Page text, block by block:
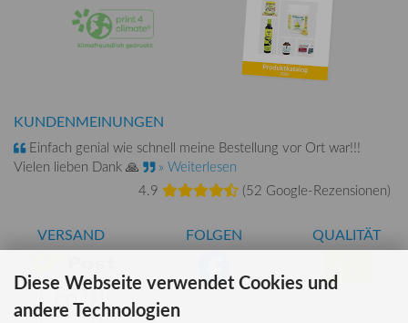
KUNDENMEINUNGEN
Einfach genial wie schnell meine Bestellung vor Ort war!!!
Vielen lieben Dank 🙏
» Weiterlesen
4.9
(52 Google-Rezensionen)
VERSAND FOLGEN QUALITÄT
AT-BIO-401
Diese Webseite verwendet Cookies und
andere Technologien